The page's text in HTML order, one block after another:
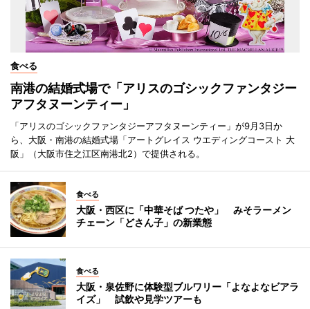
食べる
南港の結婚式場で「アリスのゴシックファンタジー
アフタヌーンティー」
「アリスのゴシックファンタジーアフタヌーンティー」が9月3日か
ら、大阪・南港の結婚式場「アートグレイス ウエディングコースト 大
阪」（大阪市住之江区南港北2）で提供される。
食べる
大阪・西区に「中華そば つたや」 みそラーメン
チェーン「どさん子」の新業態
食べる
大阪・泉佐野に体験型ブルワリー「よなよなビアラ
イズ」 試飲や見学ツアーも